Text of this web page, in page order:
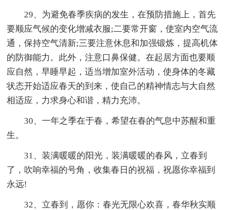
29、为避免春季疾病的发生，在预防措施上，首先
要顺应气候的变化增减衣服;二要常开窗，使室内空气流
通，保持空气清新;三要注意休息和加强锻炼，提高机体
的防御能力。此外，注意口鼻保健。在起居方面也要顺
应自然，早睡早起，适当增加室外活动，使身体的冬藏
状态开始适应春天的到来，使自己的精神情志与大自然
相适应，力求身心和谐，精力充沛。
30、一年之季在于春，希望在春的气息中苏醒和重
生。
31、装满暖暖的阳光，装满暖暖的春风，立春到
了，吹响幸福的号角，收集春日的祝福，祝愿你幸福到
永远!
32、立春到，愿你：春光无限心欢喜，春华秋实顺